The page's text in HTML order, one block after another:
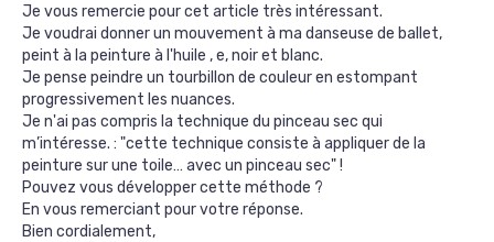
Je vous remercie pour cet article très intéressant.
Je voudrai donner un mouvement à ma danseuse de ballet,
peint à la peinture à l'huile , e, noir et blanc.
Je pense peindre un tourbillon de couleur en estompant
progressivement les nuances.
Je n'ai pas compris la technique du pinceau sec qui
m’intéresse. : "cette technique consiste à appliquer de la
peinture sur une toile… avec un pinceau sec" !
Pouvez vous développer cette méthode ?
En vous remerciant pour votre réponse.
Bien cordialement,